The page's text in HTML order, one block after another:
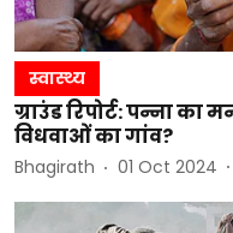
स्वास्थ्य
ग्राउंड रिपोर्ट: पन्ना
विधवाओं का गांव?
Bhagirath 01 Oct 2024